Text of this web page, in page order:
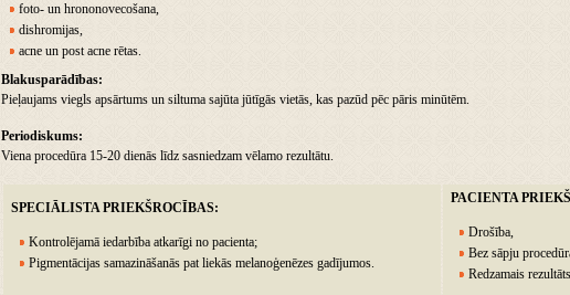
foto- un hrononovecošana,
dishromijas,
acne un post acne rētas.
Blakusparādības:
Pieļaujams viegls apsārtums un siltuma sajūta jūtīgās vietās, kas pazūd pēc pāris minūtēm.
Periodiskums:
Viena procedūra 15-20 dienās līdz sasniedzam vēlamo rezultātu.
SPECIĀLISTA PRIEKŠROCĪBAS:
Kontrolējamā iedarbība atkarīgi no pacienta;
Pigmentācijas samazināšanās pat liekās melanoģenēzes gadījumos.
PACIENTA
Drošība,
Bez sāpju
Redzamais